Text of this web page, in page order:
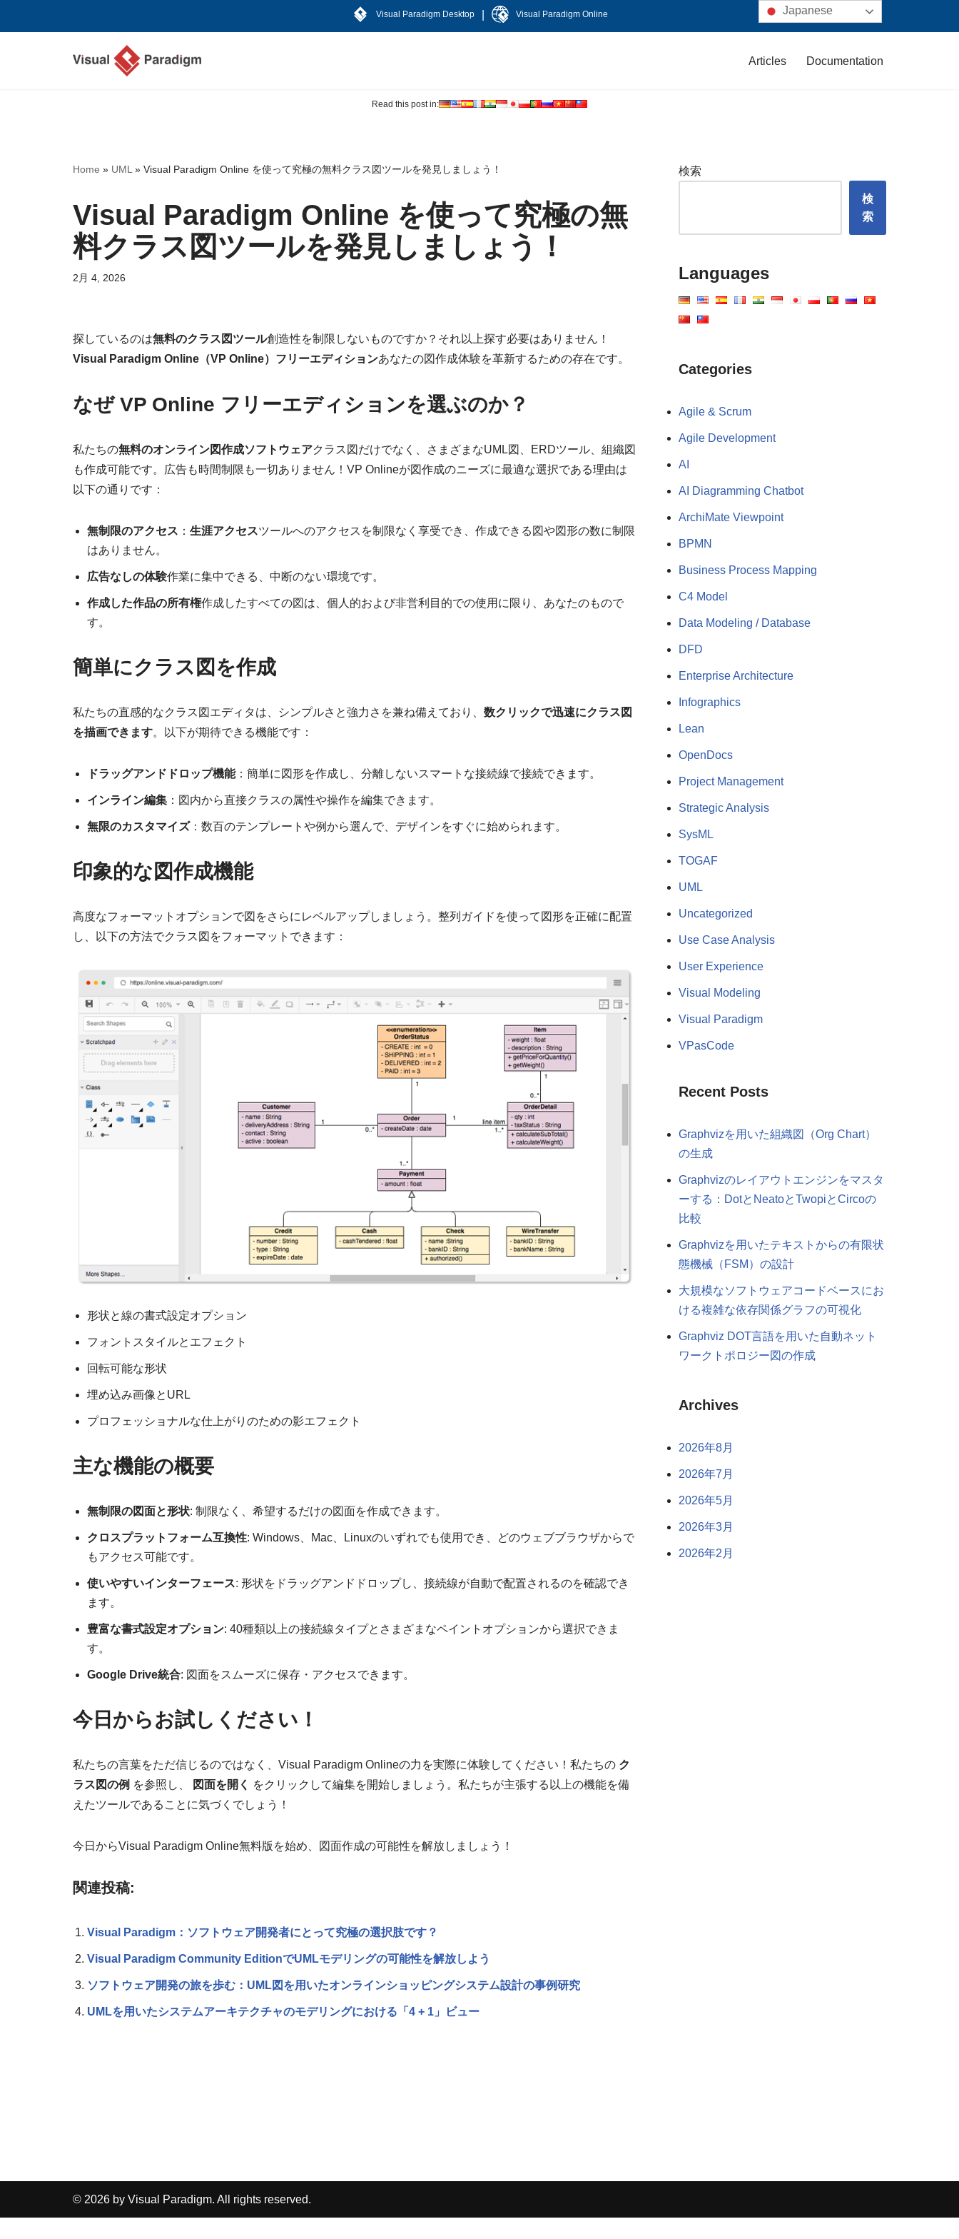
Visual Paradigm Desktop Visual Paradigm Online
Articles Documentation
Read this post in:
Home » UML » Visual Paradigm Online を使って究極の無料クラス図ツールを発見しましょう！
Visual Paradigm Online を使って究極の無
料クラス図ツールを発見しましょう！
2月 4, 2026
探しているのは無料のクラス図ツール創造性を制限しないものですか？それ以上探す必要はありません！
Visual Paradigm Online（VP Online）フリーエディションあなたの図作成体験を革新するための存在です。
なぜ VP Online フリーエディションを選ぶのか？
私たちの無料のオンライン図作成ソフトウェアクラス図だけでなく、さまざまなUML図、ERDツール、組織図
も作成可能です。広告も時間制限も一切ありません！VP Onlineが図作成のニーズに最適な選択である理由は
以下の通りです：
無制限のアクセス ： 生涯アクセスツールへのアクセスを制限なく享受でき、作成できる図や図形の数に制限
はありません。
広告なしの体験作業に集中できる、中断のない環境です。
作成した作品の所有権作成したすべての図は、個人的および非営利目的での使用に限り、あなたのもので
す。
簡単にクラス図を作成
私たちの直感的なクラス図エディタは、シンプルさと強力さを兼ね備えており、 数クリックで迅速にクラス図
を描画できます。以下が期待できる機能です：
ドラッグアンドドロップ機能：簡単に図形を作成し、分離しないスマートな接続線で接続できます。
インライン編集 ：図内から直接クラスの属性や操作を編集できます。
無限のカスタマイズ：数百のテンプレートや例から選んで、デザインをすぐに始められます。
印象的な図作成機能
高度なフォーマットオプションで図をさらにレベルアップしましょう。整列ガイドを使って図形を正確に配置
し、以下の方法でクラス図をフォーマットできます：
形状と線の書式設定オプション
フォントスタイルとエフェクト
回転可能な形状
埋め込み画像とURL
プロフェッショナルな仕上がりのための影エフェクト
主な機能の概要
無制限の図面と形状: 制限なく、希望するだけの図面を作成できます。
クロスプラットフォーム互換性: Windows、Mac、Linuxのいずれでも使用でき、どのウェブブラウザからで
もアクセス可能です。
使いやすいインターフェース: 形状をドラッグアンドドロップし、接続線が自動で配置されるのを確認でき
ます。
豊富な書式設定オプション: 40種類以上の接続線タイプとさまざまなペイントオプションから選択できま
す。
Google Drive統合: 図面をスムーズに保存・アクセスできます。
今日からお試しください！
私たちの言葉をただ信じるのではなく、Visual Paradigm Onlineの力を実際に体験してください！私たちの ク
ラス図の例 を参照し、 図面を開く
をクリックして編集を開始しましょう。私たちが主張する以上の機能を備
えたツールであることに気づくでしょう！
今日からVisual Paradigm Online無料版を始め、図面作成の可能性を解放しましょう！
関連投稿:
Visual Paradigm：ソフトウェア開発者にとって究極の選択肢です？
Visual Paradigm Community EditionでUMLモデリングの可能性を解放しよう
ソフトウェア開発の旅を歩む：UML図を用いたオンラインショッピングシステム設計の事例研究
UMLを用いたシステムアーキテクチャのモデリングにおける「4 + 1」ビュー
検索
検
索
Languages
Categories
Agile & Scrum
Agile Development
AI
AI Diagramming Chatbot
ArchiMate Viewpoint
BPMN
Business Process Mapping
C4 Model
Data Modeling / Database
DFD
Enterprise Architecture
Infographics
Lean
OpenDocs
Project Management
Strategic Analysis
SysML
TOGAF
UML
Uncategorized
Use Case Analysis
User Experience
Visual Modeling
Visual Paradigm
VPasCode
Recent Posts
Graphvizを用いた組織図（Org Chart）
の生成
Graphvizのレイアウトエンジンをマスタ
ーする：DotとNeatoとTwopiとCircoの
比較
Graphvizを用いたテキストからの有限状
態機械（FSM）の設計
大規模なソフトウェアコードベースにお
ける複雑な依存関係グラフの可視化
Graphviz DOT言語を用いた自動ネット
ワークトポロジー図の作成
Archives
2026年8月
2026年7月
2026年5月
2026年3月
2026年2月
© 2026 by Visual Paradigm. All rights reserved.
Japanese